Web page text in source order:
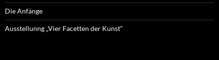
Die Anfänge
Ausstellunng „Vier Facetten der Kunst“